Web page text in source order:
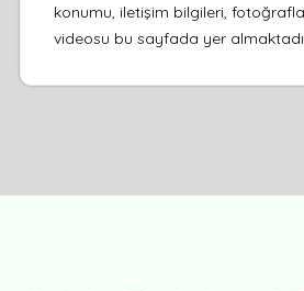
konumu, iletişim bilgileri,
videosu bu sayfada yer